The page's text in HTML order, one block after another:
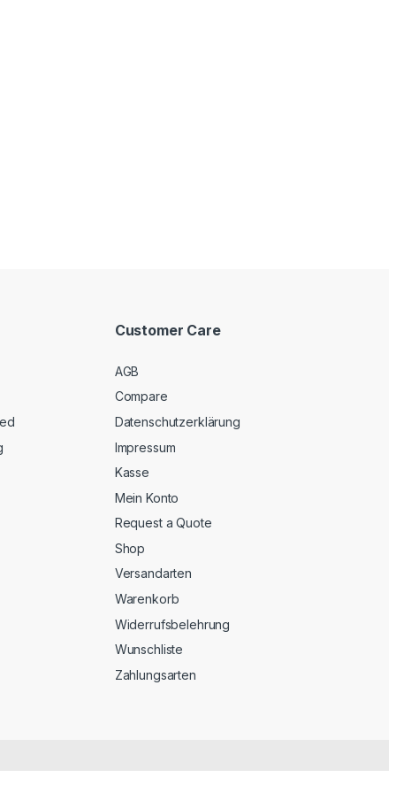
Customer Care
AGB
Compare
Datenschutzerklärung
Impressum
Kasse
Mein Konto
Request a Quote
Shop
Versandarten
Warenkorb
Widerrufsbelehrung
Wunschliste
Zahlungsarten